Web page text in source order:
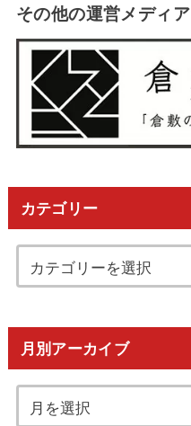
その他の運営メディア
カテゴリー
月別アーカイブ